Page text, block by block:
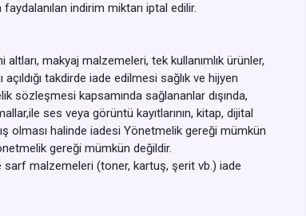
indirim miktarı iptal edilir.
makyaj malzemeleri, tek kullanımlık ürünler,
takdirde iade edilmesi sağlık ve hijyen
sözleşmesi kapsamında sağlananlar dışında,
ses veya görüntü kayıtlarının, kitap, dijital
olması halinde iadesi Yönetmelik gereği mümkün
gereği mümkün değildir.
sarf malzemeleri (toner, kartuş, şerit vb.) iade